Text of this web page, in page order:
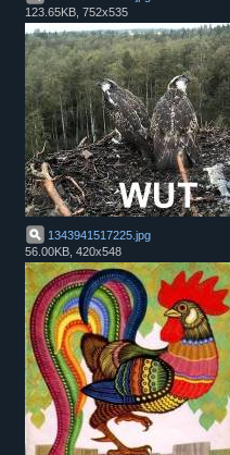
123.65KB, 752x535
1343941517225 jpg
56.00KB, 420x548